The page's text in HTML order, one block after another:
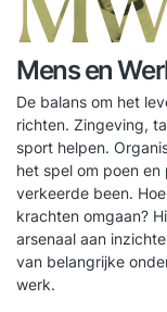
Mens en
De balans om het
richten. Zingeving,
sport helpen.
het spel om poen
verkeerde been.
krachten omgaan?
arsenaal aan
van belangrijke
werk.